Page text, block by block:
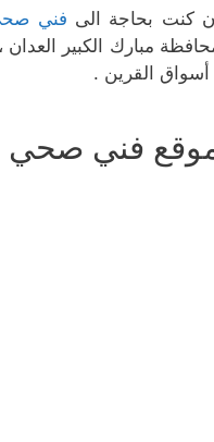
كنت بحاجة الى فني
مبارك الكبير
أسواق القرين .
فني صحي